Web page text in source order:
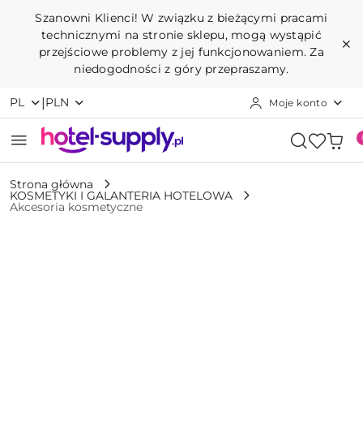
Przejdź do treści głównej
Przejdź do wyszukiwarki
Przejdź do moje konto
Przejdź do menu głównego
Przejdź do opisu produktu
Przejdź do stopki
Szanowni Klienci! W związku z bieżącymi pracami
technicznymi na stronie sklepu, mogą wystąpić
przejściowe problemy z jej funkcjonowaniem. Za
niedogodności z góry przepraszamy.
PL |PLN Moje konto
Strona główna
KOSMETYKI I GALANTERIA HOTELOWA
Akcesoria kosmetyczne